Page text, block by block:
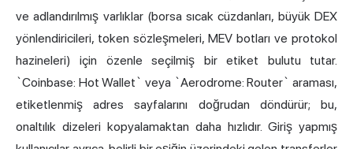
ve adlandırılmış varlıklar (borsa sıcak cüzdanları, büyük DEX
yönlendiricileri, token sözleşmeleri, MEV botları ve protokol
hazineleri) için özenle seçilmiş bir etiket bulutu tutar.
`Coinbase: Hot Wallet` veya `Aerodrome: Router` araması,
etiketlenmiş adres sayfalarını doğrudan döndürür; bu,
onaltılık dizeleri kopyalamaktan daha hızlıdır. Giriş yapmış